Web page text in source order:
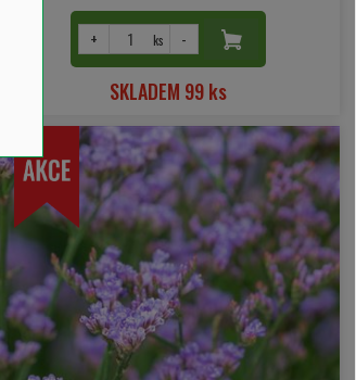
+ ks -
SKLADEM 99 ks